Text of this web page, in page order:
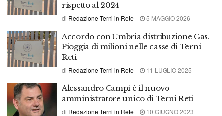
rispetto al 2024
di Redazione Terni in Rete 5 MAGGIO 2026
Accordo con Umbria distribuzione Gas.
Pioggia di milioni nelle casse di Terni
Reti
di Redazione Terni in Rete 11 LUGLIO 2025
Alessandro Campi è il nuovo
amministratore unico di Terni Reti
di Redazione Terni in Rete 10 GIUGNO 2023